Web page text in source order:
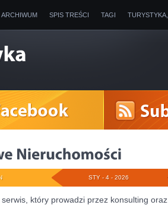
ARCHIWUM SPIS TREŚCI TAGI
STY - 4 - 2026
serwis, który prowadzi przez konsulting